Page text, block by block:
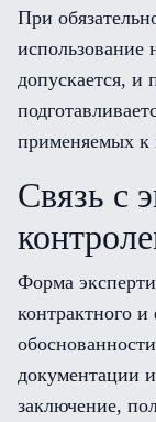
При
использование
допускается, и
применяемых к
Связь с
Форма
контрактного
документации
заключение,